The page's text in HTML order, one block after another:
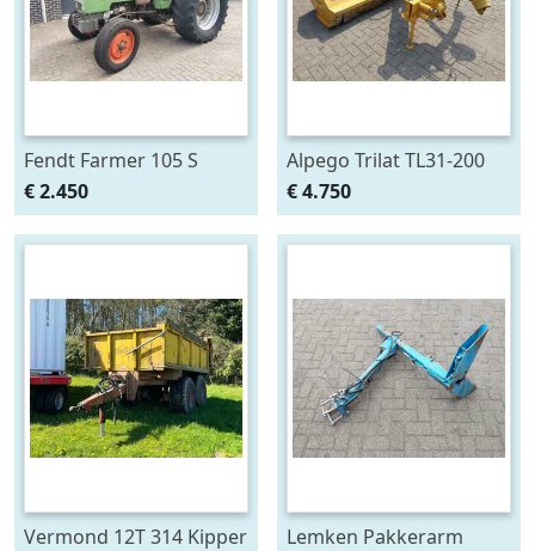
Fendt Farmer 105 S
€ 2.450
Alpego Trilat TL31-200
AM Verstek
Klepelmaaier
€ 4.750
Vermond 12T 314 Kipper
Lemken Pakkerarm